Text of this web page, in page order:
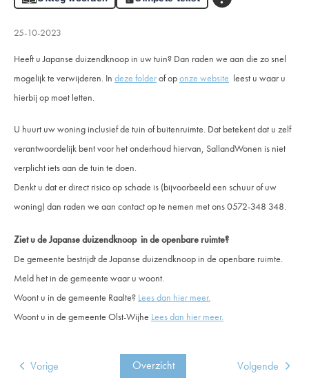
25-10-2023
Heeft u Japanse duizendknoop in uw tuin? Dan raden we aan die zo snel
mogelijk te verwijderen. In deze folderof oponze website leest u waar u
hierbij op moet letten.
U huurt uw woning inclusief de tuin of buitenruimte. Dat betekent dat u zelf
verantwoordelijk bent voor het onderhoud hiervan, SallandWonen is niet
verplicht iets aan de tuin te doen.
Denkt u dat er direct risico op schade is (bijvoorbeeld een schuur of uw
woning) dan raden we aan contact op te nemen met ons 0572-348 348.
Ziet u de Japanse duizendknoop in de openbare ruimte?
De gemeente bestrijdt de Japanse duizendknoop in de openbare ruimte.
Meld het in de gemeente waar u woont.
Woont u in de gemeente Raalte? Lees dan hier meer.
Woont u in de gemeente Olst-Wijhe Lees dan hier meer.
Volgende
Overzicht
Vorige